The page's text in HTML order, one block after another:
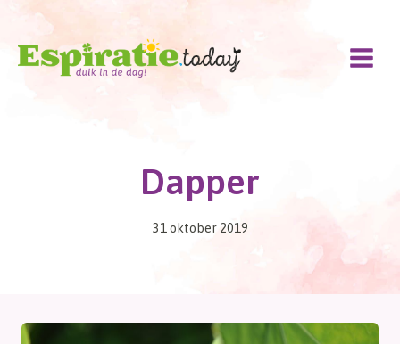
Doorgaan
inhoud
Dapper
31 oktober 2019